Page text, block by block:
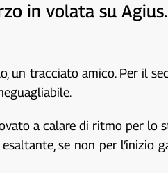
in volata su
un tracciato amico. Per il
a calare di ritmo per lo
se non per l’inizio